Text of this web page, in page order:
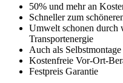
50% und mehr an
Schneller zum
Umwelt schonen durch
Transportenergie
Auch als
Kostenfreie Vor-Ort-
Festpreis Garantie